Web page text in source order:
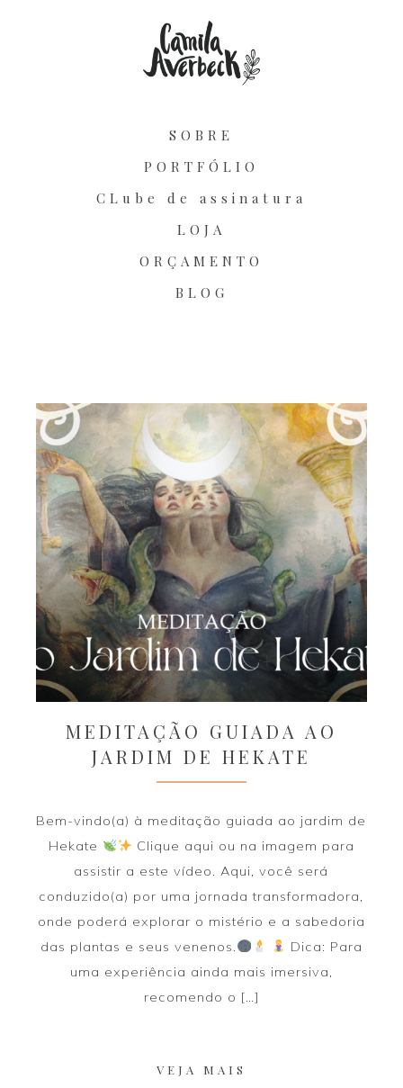
SOBRE
PORTFÓLIO
CLube de assinatura
LOJA
ORÇAMENTO
BLOG
MEDITAÇÃO GUIADA AO
JARDIM DE HEKATE
Bem-vindo(a) à meditação guiada ao jardim de
Hekate
Clique aqui ou na imagem para
assistir a este vídeo. Aqui, você será
conduzido(a) por uma jornada transformadora,
onde poderá explorar o mistério e a sabedoria
das plantas e seus venenos.
Dica: Para
uma experiência ainda mais imersiva,
recomendo o […]
VEJA MAIS